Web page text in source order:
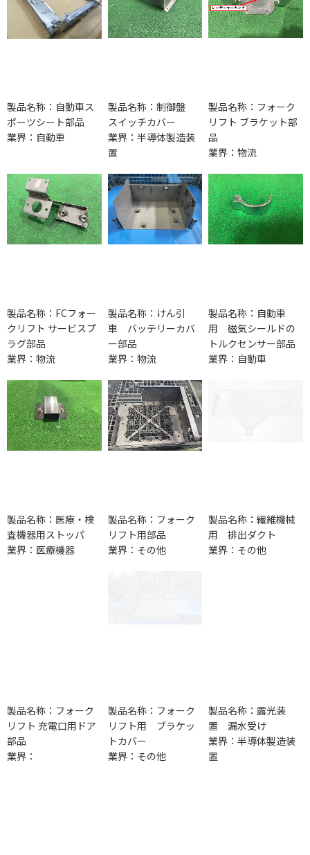
製品名称：自動車ス
ポーツシート部品
業界：自動車
製品名称：制御盤
スイッチカバー
業界：半導体製造装
置
製品名称：フォーク
リフト ブラケット部
品
業界：物流
製品名称：FCフォー
クリフト サービスプ
ラグ部品
業界：物流
製品名称：けん引
車 バッテリーカバ
ー部品
業界：物流
製品名称：自動車
用 磁気シールドの
トルクセンサー部品
業界：自動車
製品名称：医療・検
査機器用ストッパ
業界：医療機器
製品名称：フォーク
リフト用部品
業界：その他
製品名称：繊維機械
用 排出ダクト
業界：その他
製品名称：フォーク
リフト 充電口用ドア
部品
業界：
製品名称：フォーク
リフト用 ブラケッ
トカバー
業界：その他
製品名称：露光装
置 漏水受け
業界：半導体製造装
置